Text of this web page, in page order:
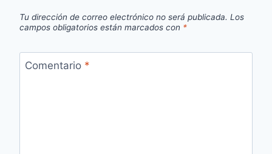
Tu dirección de correo electrónico no será publicada. Los
campos obligatorios están marcados con *
Comentario *